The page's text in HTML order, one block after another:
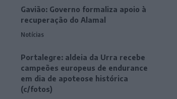
Gavião: Governo formaliza apoio à
recuperação do Alamal
Notícias
Portalegre: aldeia da Urra recebe
campeões europeus de endurance
em dia de apoteose histórica
(c/fotos)